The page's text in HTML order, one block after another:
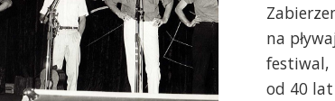
na
festiwal,
od 40